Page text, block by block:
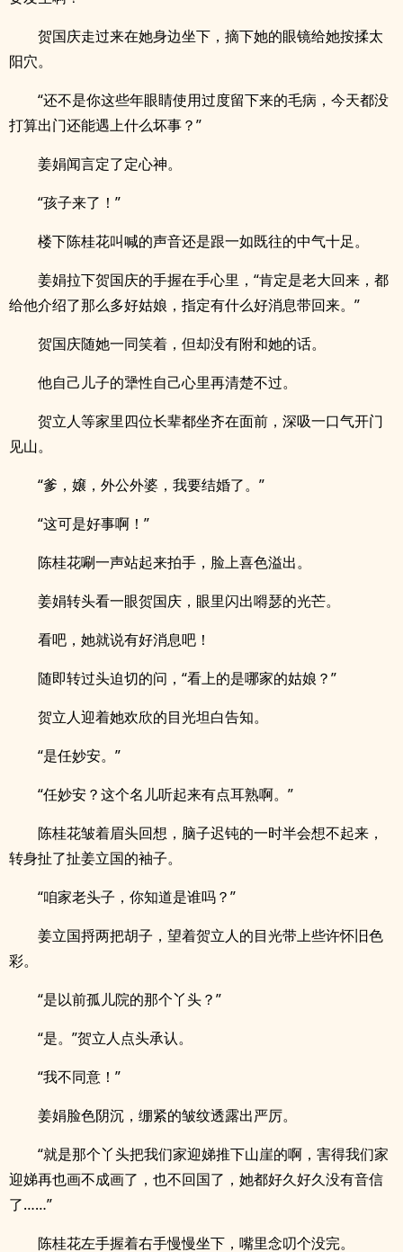
贺国庆走过来在她身边坐下，摘下她的眼镜给她按揉太
阳穴。
“还不是你这些年眼睛使用过度留下来的毛病，今天都没
打算出门还能遇上什么坏事？”
姜娟闻言定了定心神。
“孩子来了！”
楼下陈桂花叫喊的声音还是跟一如既往的中气十足。
姜娟拉下贺国庆的手握在手心里，“肯定是老大回来，都
给他介绍了那么多好姑娘，指定有什么好消息带回来。”
贺国庆随她一同笑着，但却没有附和她的话。
他自己儿子的犟性自己心里再清楚不过。
贺立人等家里四位长辈都坐齐在面前，深吸一口气开门
见山。
“爹，嬢，外公外婆，我要结婚了。”
“这可是好事啊！”
陈桂花唰一声站起来拍手，脸上喜色溢出。
姜娟转头看一眼贺国庆，眼里闪出嘚瑟的光芒。
看吧，她就说有好消息吧！
随即转过头迫切的问，“看上的是哪家的姑娘？”
贺立人迎着她欢欣的目光坦白告知。
“是任妙安。”
“任妙安？这个名儿听起来有点耳熟啊。”
陈桂花皱着眉头回想，脑子迟钝的一时半会想不起来，
转身扯了扯姜立国的袖子。
“咱家老头子，你知道是谁吗？”
姜立国捋两把胡子，望着贺立人的目光带上些许怀旧色
彩。
“是以前孤儿院的那个丫头？”
“是。”贺立人点头承认。
“我不同意！”
姜娟脸色阴沉，绷紧的皱纹透露出严厉。
“就是那个丫头把我们家迎娣推下山崖的啊，害得我们家
迎娣再也画不成画了，也不回国了，她都好久好久没有音信
了……”
陈桂花左手握着右手慢慢坐下，嘴里念叨个没完。